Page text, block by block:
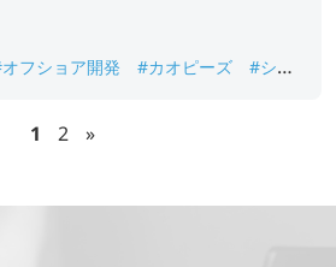
フショア開発 #カオピーズ
#シス
1 2 »